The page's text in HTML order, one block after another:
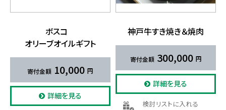
ボスコ
オリーブオイルギフト
10,000
詳細を見る
神戸牛すき​焼き＆焼肉
300,000
詳細を見る
検討リストに入れる